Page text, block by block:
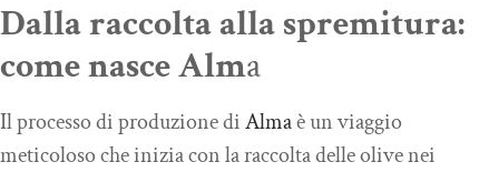
Dalla raccolta alla spremitura:
come nasce Alma
Il processo di produzione diAlmaè un viaggio
meticoloso che inizia con la raccolta delle olive nei